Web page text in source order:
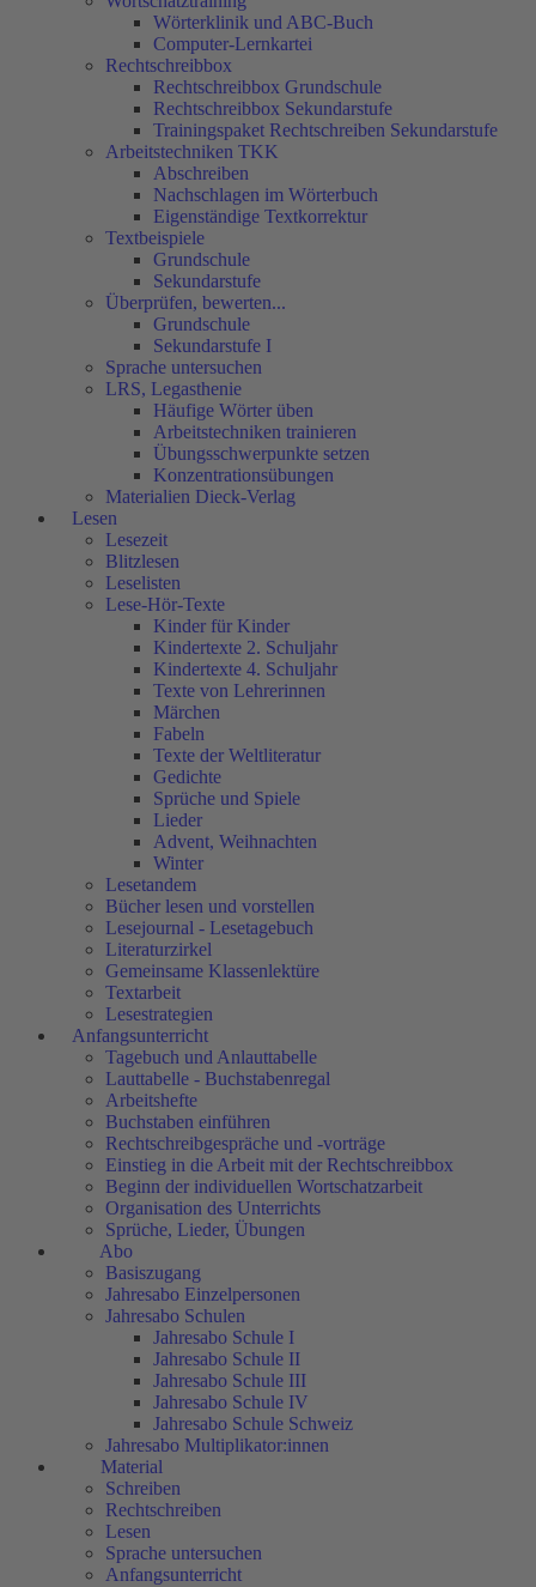
Wörterklinik und ABC-Buch
Computer-Lernkartei
Rechtschreibbox
Rechtschreibbox Grundschule
Rechtschreibbox Sekundarstufe
Trainingspaket Rechtschreiben Sekundarstufe
Arbeitstechniken TKK
Abschreiben
Nachschlagen im Wörterbuch
Eigenständige Textkorrektur
Textbeispiele
Grundschule
Sekundarstufe
Überprüfen, bewerten...
Grundschule
Sekundarstufe I
Sprache untersuchen
LRS, Legasthenie
Häufige Wörter üben
Arbeitstechniken trainieren
Übungsschwerpunkte setzen
Konzentrationsübungen
Materialien Dieck-Verlag
Lesen
Lesezeit
Blitzlesen
Leselisten
Lese-Hör-Texte
Kinder für Kinder
Kindertexte 2. Schuljahr
Kindertexte 4. Schuljahr
Texte von Lehrerinnen
Märchen
Fabeln
Texte der Weltliteratur
Gedichte
Sprüche und Spiele
Lieder
Advent, Weihnachten
Winter
Lesetandem
Bücher lesen und vorstellen
Lesejournal - Lesetagebuch
Literaturzirkel
Gemeinsame Klassenlektüre
Textarbeit
Lesestrategien
Anfangsunterricht
Tagebuch und Anlauttabelle
Lauttabelle - Buchstabenregal
Arbeitshefte
Buchstaben einführen
Rechtschreibgespräche und -vorträge
Einstieg in die Arbeit mit der Rechtschreibbox
Beginn der individuellen Wortschatzarbeit
Organisation des Unterrichts
Sprüche, Lieder, Übungen
Abo
Basiszugang
Jahresabo Einzelpersonen
Jahresabo Schulen
Jahresabo Schule I
Jahresabo Schule II
Jahresabo Schule III
Jahresabo Schule IV
Jahresabo Schule Schweiz
Jahresabo Multiplikator:innen
Material
Schreiben
Rechtschreiben
Lesen
Sprache untersuchen
Anfangsunterricht